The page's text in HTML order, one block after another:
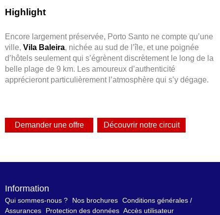
Highlight
Encore largement préservée, Porto Santo ne compte qu’une
ville, Vila Baleira, nichée au sud de l’île, et une poignée
d’hôtels seulement qui s’égrènent discrètement le long de la
belle plage de 9 km. Les amoureux d’authenticité
apprécieront particulièrement l’atmosphère qui s’y dégage.
Information
Qui sommes-nous ? Nos brochures Conditions générales /
Assurances
Protection des données Accès utilisateur